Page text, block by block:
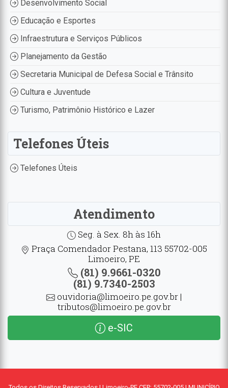
Desenvolvimento Social
Educação e Esportes
Infraestrutura e Serviços Públicos
Planejamento da Gestão
Secretaria Municipal de Defesa Social e Trânsito
Cultura e Juventude
Turismo, Patrimônio Histórico e Lazer
Telefones Úteis
Telefones Úteis
Atendimento
Seg. à Sex. 8h às 16h
Praça Comendador Pestana, 113 55702-005
Limoeiro, PE
(81) 9.9661-0320
(81) 9.7340-2503
ouvidoria@limoeiro.pe.gov.br |
tributos@limoeiro.pe.gov.br
e-SIC